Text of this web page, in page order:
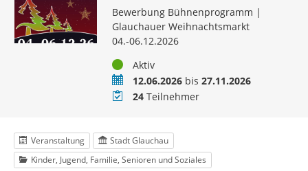
Bewerbung Bühnenprogramm |
Glauchauer Weihnachtsmarkt
04.-06.12.2026
StatusAktiv
Zeitraum12.06.2026bis 27.11.2026
Teilnehmer
24Teilnehmer
Veranstaltung
Stadt Glauchau
Kinder, Jugend, Familie, Senioren und Soziales